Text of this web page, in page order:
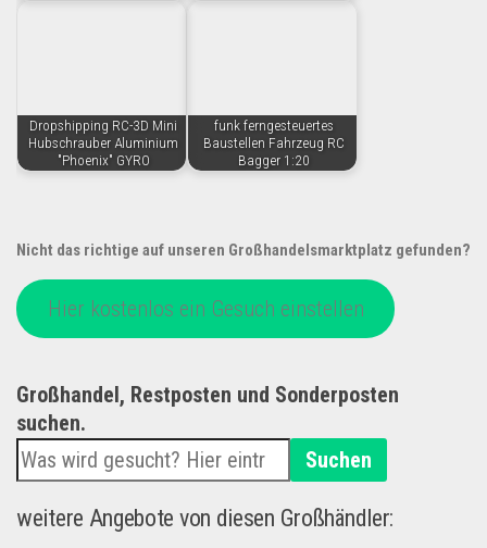
Dropshipping RC-3D Mini
Hubschrauber Aluminium
"Phoenix" GYRO
funk ferngesteuertes
Baustellen Fahrzeug RC
Bagger 1:20
Nicht das richtige auf unseren Großhandelsmarktplatz gefunden?
Hier kostenlos ein Gesuch einstellen
Großhandel, Restposten und Sonderposten
suchen.
Suchen
weitere Angebote von diesen Großhändler: